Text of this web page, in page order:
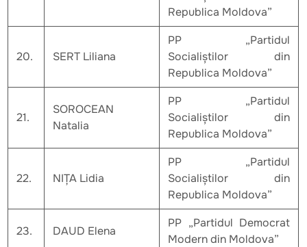
Republica Moldova”
20. SERT Liliana
PP „Partidul
Socialiștilor din
Republica Moldova”
21.
SOROCEAN
Natalia
PP „Partidul
Socialiștilor din
Republica Moldova”
22. NIȚA Lidia
PP „Partidul
Socialiștilor din
Republica Moldova”
23. DAUD Elena
PP „Partidul Democrat
Modern din Moldova”